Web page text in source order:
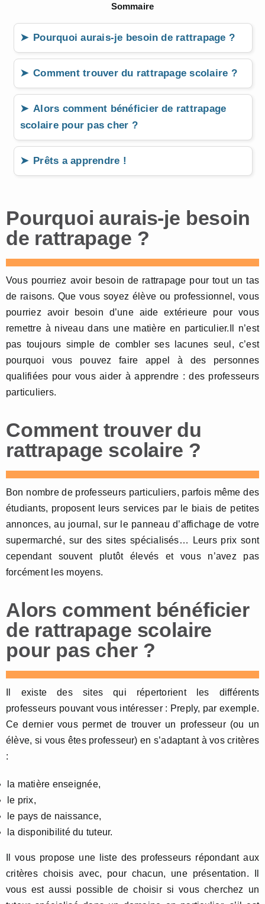
Sommaire
Pourquoi aurais-je besoin de rattrapage ?
Comment trouver du rattrapage scolaire ?
Alors comment bénéficier de rattrapage
scolaire pour pas cher ?
Prêts a apprendre !
Pourquoi aurais-je besoin
de rattrapage ?
Vous pourriez avoir besoin de rattrapage pour tout un tas
de raisons. Que vous soyez élève ou professionnel, vous
pourriez avoir besoin d’une aide extérieure pour vous
remettre à niveau dans une matière en particulier.Il n’est
pas toujours simple de combler ses lacunes seul, c’est
pourquoi vous pouvez faire appel à des personnes
qualifiées pour vous aider à apprendre : des professeurs
particuliers.
Comment trouver du
rattrapage scolaire ?
Bon nombre de professeurs particuliers, parfois même des
étudiants, proposent leurs services par le biais de petites
annonces, au journal, sur le panneau d’affichage de votre
supermarché, sur des sites spécialisés… Leurs prix sont
cependant souvent plutôt élevés et vous n’avez pas
forcément les moyens.
Alors comment bénéficier
de rattrapage scolaire
pour pas cher ?
Il existe des sites qui répertorient les différents
professeurs pouvant vous intéresser : Preply, par exemple.
Ce dernier vous permet de trouver un professeur (ou un
élève, si vous êtes professeur) en s’adaptant à vos critères
:
la matière enseignée,
le prix,
le pays de naissance,
la disponibilité du tuteur.
Il vous propose une liste des professeurs répondant aux
critères choisis avec, pour chacun, une présentation. Il
vous est aussi possible de choisir si vous cherchez un